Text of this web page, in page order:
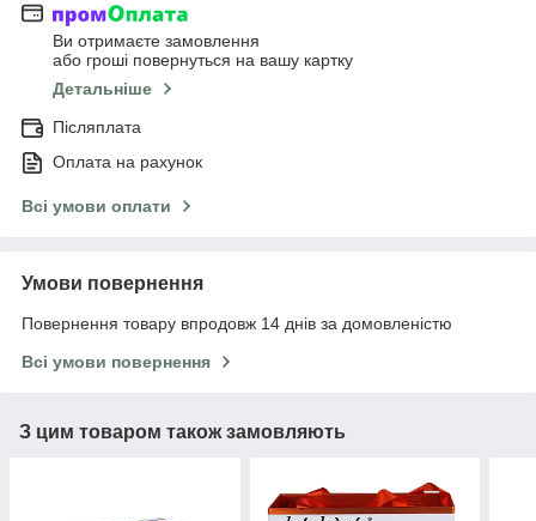
Ви отримаєте замовлення
або гроші повернуться на вашу картку
Детальніше
Післяплата
Оплата на рахунок
Всі умови оплати
Умови повернення
Повернення товару впродовж 14 днів за домовленістю
Всі умови повернення
З цим товаром також замовляють